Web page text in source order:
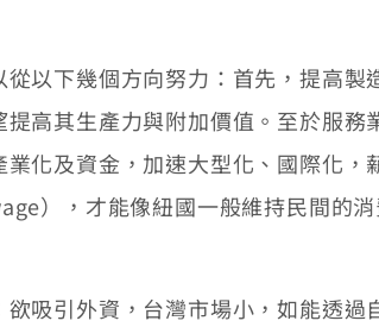
下幾個方向努力：首先，提高製
高其生產力與附加價值。至於服
化及資金，加速大型化、國際化，
），才能像紐國一般維持民間的消
引外資，台灣市場小，如能透過